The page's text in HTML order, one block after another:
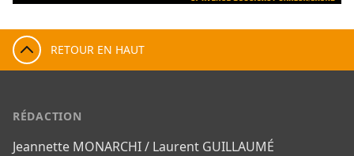
RETOUR EN HAUT
RÉDACTION
Jeannette MONARCHI / Laurent GUILLAUMÉ